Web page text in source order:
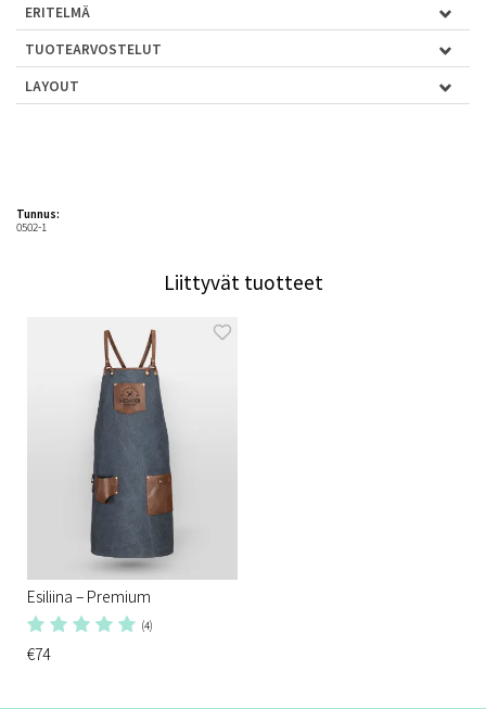
ERITELMÄ
TUOTEARVOSTELUT
LAYOUT
Tunnus:
0502-1
Liittyvät tuotteet
Esiliina – Premium
(4)
€74